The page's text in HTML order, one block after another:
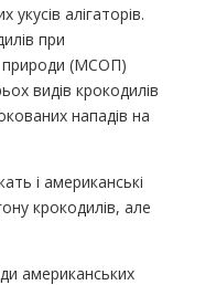
алігаторів.
при
природи (МСОП)
видів крокодилів
нападів на
і американські
крокодилів, але
американських